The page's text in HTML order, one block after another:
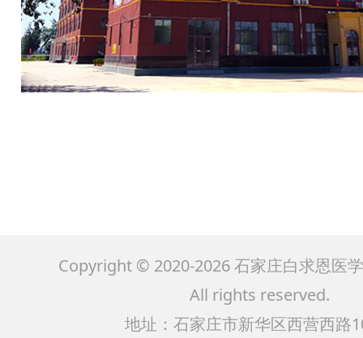
Copyright © 2020-2026 石家庄白求恩医
All rights reserved.
地址：石家庄市新华区西营西路